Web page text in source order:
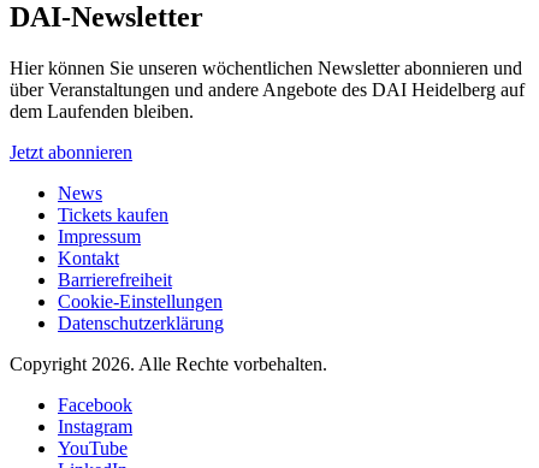
DAI-Newsletter
Hier können Sie unseren wöchentlichen Newsletter abonnieren und
über Veranstaltungen und andere Angebote des DAI Heidelberg auf
dem Laufenden bleiben.
Jetzt abonnieren
News
Tickets kaufen
Impressum
Kontakt
Barrierefreiheit
Cookie-Einstellungen
Datenschutzerklärung
Copyright 2026. Alle Rechte vorbehalten.
Facebook
Instagram
YouTube